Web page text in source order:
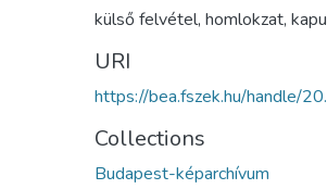
külső felvétel, homlokzat, kapu
URI
https://bea.fszek.hu/handle/
Collections
Budapest-képarchívum